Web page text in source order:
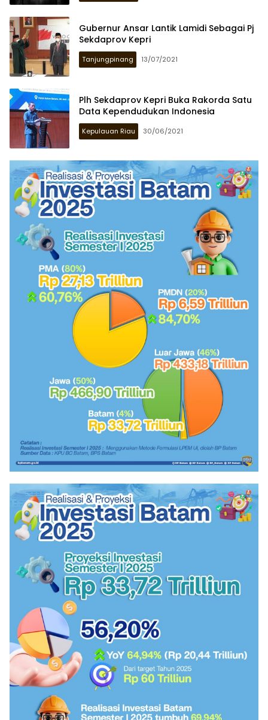
Gubernur Ansar Lantik Lamidi Sebagai Pj
Sekdaprov Kepri
Tanjungpinang 13/07/2021
Plh Sekdaprov Kepri Buka Rakorda Satu
Data Kependudukan Indonesia
Kepulauan Riau 30/06/2021